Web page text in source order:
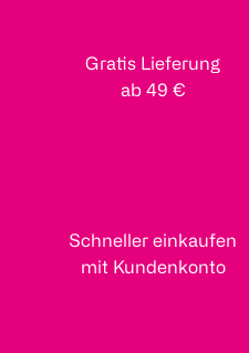
Gratis Lieferung
ab 49 €
Schneller einkaufen
mit Kundenkonto